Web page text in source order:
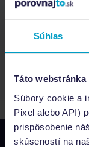
Súhlas
Táto
Súbory cookie a
Pixel alebo API)
prispôsobenie
skúseností na